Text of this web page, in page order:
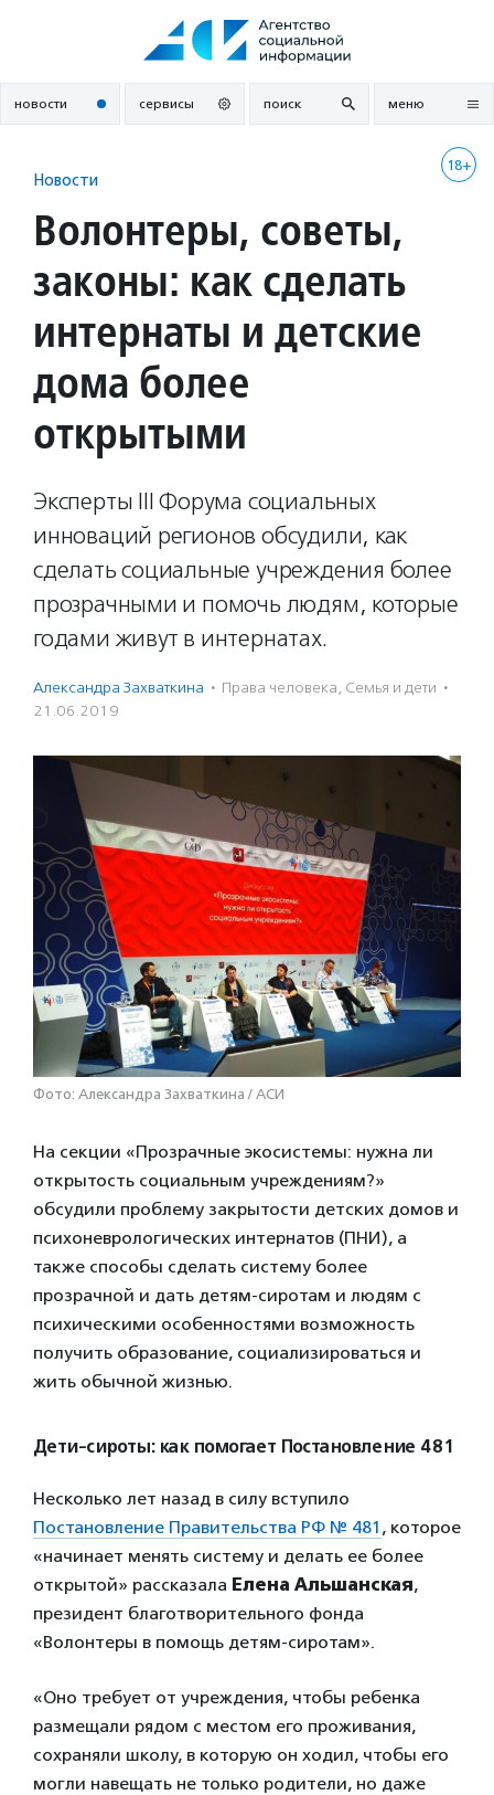
новости сервисы поиск меню
18+
Новости
Волонтеры, советы,
законы: как сделать
интернаты и детские
дома более
открытыми
Эксперты III Форума социальных
инноваций регионов обсудили, как
сделать социальные учреждения более
прозрачными и помочь людям, которые
годами живут в интернатах.
Александра Захваткина · Права человека, Семья и дети ·
21.06.2019
Фото: Александра Захваткина / АСИ
На секции «Прозрачные экосистемы: нужна ли
открытость социальным учреждениям?»
обсудили проблему закрытости детских домов и
психоневрологических интернатов (ПНИ), а
также способы сделать систему более
прозрачной и дать детям-сиротам и людям с
психическими особенностями возможность
получить образование, социализироваться и
жить обычной жизнью.
Дети-сироты: как помогает Постановление 481
Несколько лет назад в силу вступило
Постановление Правительства РФ № 481 , которое
«начинает менять систему и делать ее более
открытой» рассказала Елена Альшанская,
президент благотворительного фонда
«Волонтеры в помощь детям-сиротам».
«Оно требует от учреждения, чтобы ребенка
размещали рядом с местом его проживания,
сохраняли школу, в которую он ходил, чтобы его
могли навещать не только родители, но даже